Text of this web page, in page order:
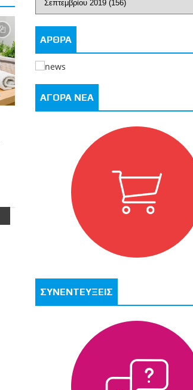
ΑΡΘΡΑ
ΑΓΟΡΑ ΝΕΑ
ΣΥΝΕΝΤΕΥΞΕΙΣ